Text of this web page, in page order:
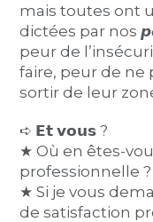
mais toutes ont
dictées par nos
peur de
faire, peur de ne
sortir de leur
➪ 𝗘𝘁 𝘃𝗼𝘂𝘀 ?
★ Où en êtes-
professionnelle ?
★ Si je vous
de satisfaction